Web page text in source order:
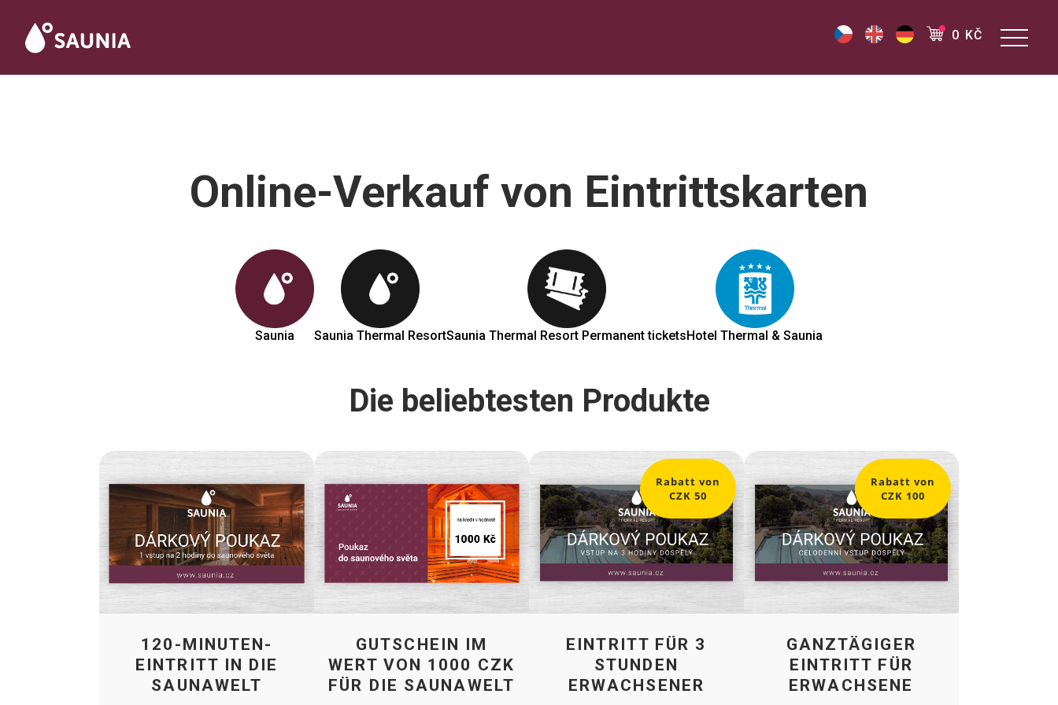
0 KČ
Online-Verkauf von Eintrittskarten
Saunia Saunia Thermal ResortSaunia Thermal Resort Permanent ticketsHotel Thermal & Saunia
Die beliebtesten Produkte
120-MINUTEN-
EINTRITT IN DIE
SAUNAWELT
GUTSCHEIN IM
WERT VON 1000 CZK
FÜR DIE SAUNAWELT
Rabatt von
CZK 50
EINTRITT FÜR 3
STUNDEN
ERWACHSENER
Rabatt von
CZK 100
GANZTÄGIGER
EINTRITT FÜR
ERWACHSENE